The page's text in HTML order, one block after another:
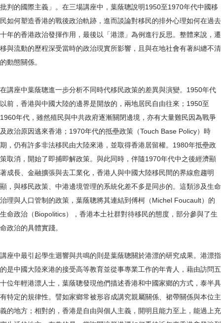
批判的國際主義」。在三場講座中，葉蔭聰說明1950至1970年代中國移
民如何塑造香港的戰後政治軌跡，進而談論對移民的排外心理如何在過去
十年的香港政治發揮作用，最後以「港漂」為例進行反思。整體來說，遷
移與流動的歷程深受當時的政治現實所影響，且與在地社會有著糾纏不清
的動態關係。
在講座中葉蔭聰進一步分析不同時代移民政策的差異與演變。1950年代
以前，香港與中國大陸的邊界是開放的，兩地居民自由往來；1950至
1960年代，雖然殖民與中共政府逐漸關閉邊境，亦有大量難民因為戰爭
及政治原因逃來香港；1970年代的抵壘政策（Touch Base Policy）時
期，仍有許多非法移民由大陸來港，並取得香港居留權。1980年抵壘政
策取消，開始了即捕即解政策。與此同時，伴隨1970年代中之後經濟顯
著成長、金融擴張與去工業化，香港人與中國大陸移民間的界線愈趨明
顯，與移民政策、中港邊境管理的系統化差不多是同步的。這類涉及生命
治理與人口管制的政策，葉蔭聰將其連結到傅柯（Michel Foucault）的
生命政治（Biopolitics），香港本土社群對待移民的態度，部分參與了生
命政治的具體實踐。
講座中最引起學生迴響與共鳴的則是葉蔭聰關於港漂的研究成果。港漂指
的是中國大陸來港的接受高等教育並從事專業工作的年青人，藉由訪問五
十位年輕港漂人士，葉蔭聰發現他們描述香港和中國家鄉的方式，泰半具
有特定的規律性。譬如家鄉常被形容成講究親屬關係、裙帶關係與本位主
義的地方；相對的，香港是自由與個人主義，開明且能力至上，能過上充